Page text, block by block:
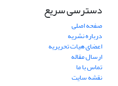
دسترسی سریع
صفحه اصلی
درباره نشریه
اعضای هیات تحریریه
ارسال مقاله
تماس با ما
نقشه سایت